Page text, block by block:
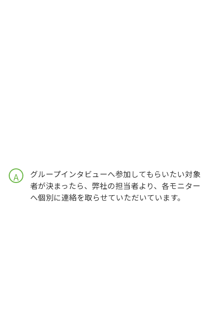
A
グループインタビューへ参加してもらいたい対象
者が決まったら、弊社の担当者より、各モニター
へ個別に連絡を取らせていただいています。